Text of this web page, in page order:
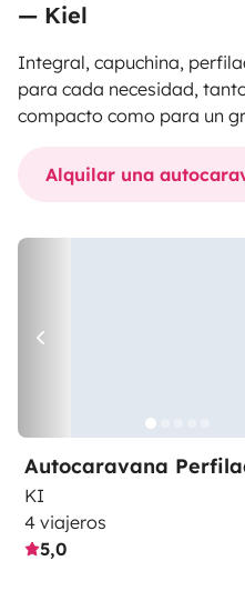
— Kiel
Integral, capuchina,
para cada necesidad,
compacto como para un
Alquilar una
Autocaravana
KI
4 viajeros
5,0